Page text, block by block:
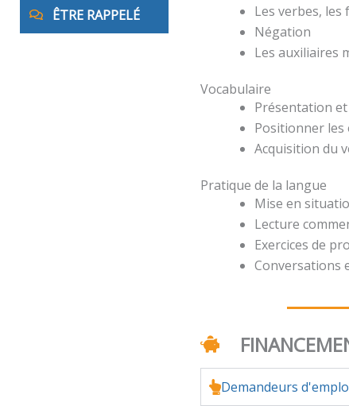
ÊTRE RAPPELÉ
Les verbes, les
Négation
Les auxiliaires
Vocabulaire
Présentation
Positionner les
Acquisition du
Pratique de la langue
Mise en
Lecture
Exercices de
Conversations
Demandeurs